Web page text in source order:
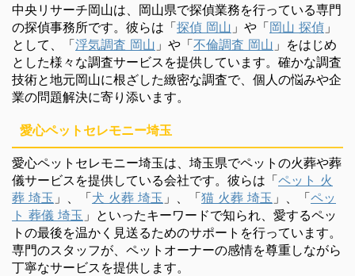
中央リサーチ岡山は、岡山県で探偵業務を行っている専門
の探偵事務所です。彼らは「探偵 岡山 」や「岡山 探偵 」
として、「浮気調査 岡山 」や「不倫調査 岡山 」をはじめ
とした様々な調査サービスを提供しています。確かな調査
技術と地元岡山に根ざした緻密な調査で、個人の悩みや企
業の問題解決に寄り添います。
愛心ペットセレモニー埼玉
愛心ペットセレモニー埼玉は、埼玉県でペットの火葬や葬
儀サービスを提供している会社です。彼らは「ペット 火
葬 埼玉 」、「犬 火葬 埼玉 」、「猫 火葬 埼玉 」、「ペッ
ト 葬儀 埼玉 」といったキーワードで知られ、愛するペッ
トの最後を温かく見送るためのサポートを行っています。
専門のスタッフが、ペットオーナーの感情を尊重しながら
丁寧なサービスを提供します。